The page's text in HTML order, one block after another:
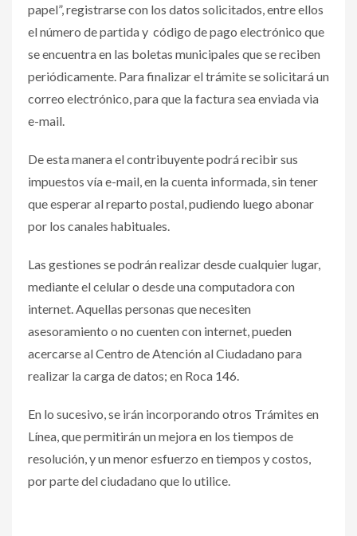
papel”, registrarse con los datos solicitados, entre ellos
el número de partida y código de pago electrónico que
se encuentra en las boletas municipales que se reciben
periódicamente. Para finalizar el trámite se solicitará un
correo electrónico, para que la factura sea enviada via
e-mail.
De esta manera el contribuyente podrá recibir sus
impuestos vía e-mail, en la cuenta informada, sin tener
que esperar al reparto postal, pudiendo luego abonar
por los canales habituales.
Las gestiones se podrán realizar desde cualquier lugar,
mediante el celular o desde una computadora con
internet. Aquellas personas que necesiten
asesoramiento o no cuenten con internet, pueden
acercarse al Centro de Atención al Ciudadano para
realizar la carga de datos; en Roca 146.
En lo sucesivo, se irán incorporando otros Trámites en
Línea, que permitirán un mejora en los tiempos de
resolución, y un menor esfuerzo en tiempos y costos,
por parte del ciudadano que lo utilice.